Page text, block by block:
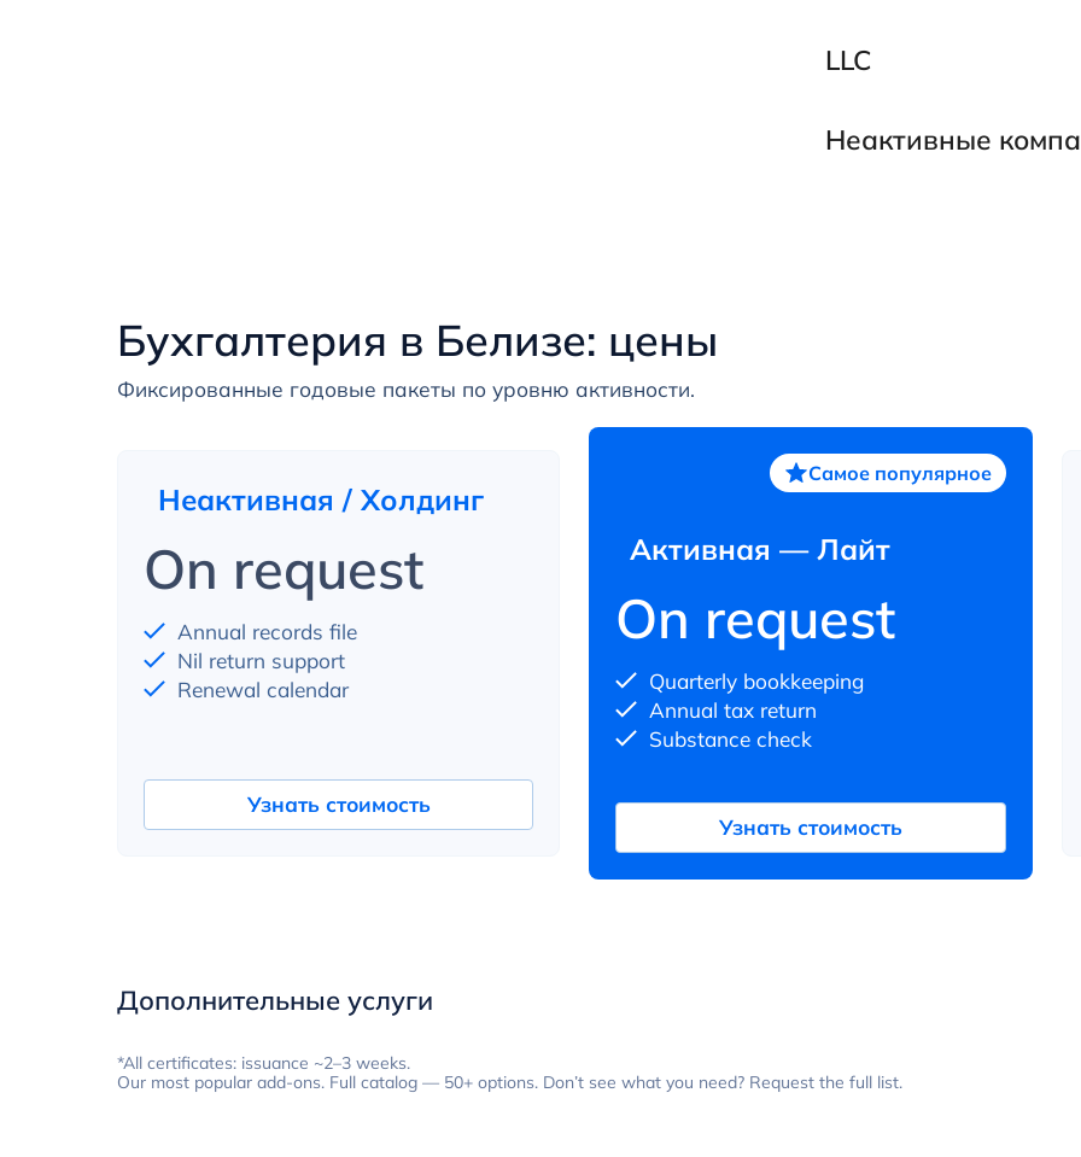
LLC
Неактивные
Бухгалтерия в Белизе: цены
Фиксированные годовые пакеты по уровню активности.
Неактивная / Холдинг
On request
Annual records file
Nil return support
Renewal calendar
Узнать стоимость
Самое популярное
Активная — Лайт
On request
Quarterly bookkeeping
Annual tax return
Substance check
Узнать стоимость
Дополнительные услуги
*All certificates: issuance ~2–3 weeks.
Our most popular add-ons. Full catalog — 50+ options. Don’t see what you need? Request the full list.